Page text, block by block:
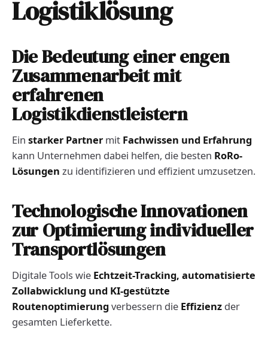
Logistiklösung
Die Bedeutung einer engen
Zusammenarbeit mit
erfahrenen
Logistikdienstleistern
Ein starker Partner mit Fachwissen und Erfahrung
kann Unternehmen dabei helfen, die besten RoRo-
Lösungen zu identifizieren und effizient umzusetzen.
Technologische Innovationen
zur Optimierung individueller
Transportlösungen
Digitale Tools wie Echtzeit-Tracking, automatisierte
Zollabwicklung und KI-gestützte
Routenoptimierungverbessern die Effizienz der
gesamten Lieferkette.